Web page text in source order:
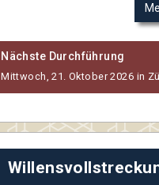
Nächste Durchführung
Mittwoch, 21. Oktober 2026 in